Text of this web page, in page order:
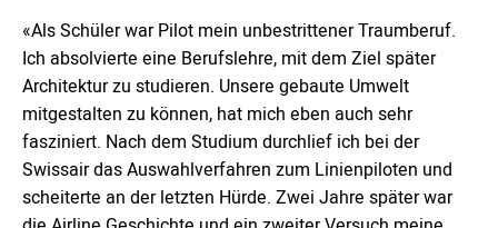
«Als Schüler war Pilot mein unbestrittener Traumberuf.
Ich absolvierte eine Berufslehre, mit dem Ziel später
Architektur zu studieren. Unsere gebaute Umwelt
mitgestalten zu können, hat mich eben auch sehr
fasziniert. Nach dem Studium durchlief ich bei der
Swissair das Auswahlverfahren zum Linienpiloten und
scheiterte an der letzten Hürde. Zwei Jahre später war